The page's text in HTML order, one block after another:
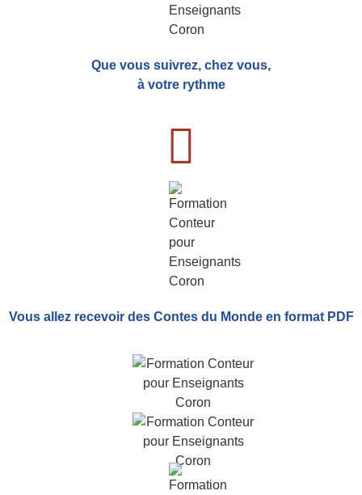
Que vous suivrez, chez vous,
à votre rythme
Vous allez recevoir des Contes du Monde en format PDF